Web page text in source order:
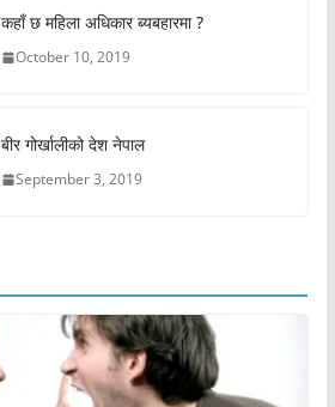
कहाँ छ महिला अधिकार ब्यबहारमा ?
October 10, 2019
बीर गोर्खालीको देश नेपाल
September 3, 2019